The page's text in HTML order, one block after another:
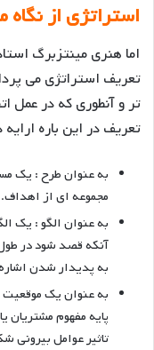
استراتژی از نگاه
اما هنری مینتزبرگ
تعریف استراتژی می
تعریف در این باره
به عنوان طرح : یک
مجموعه ای از اهداف.
به عنوان الگو : یک
آنکه قصد شود در
به پدیدار شدن
به عنوان یک موقعیت
پایه مفهوم مشتریان
تاثیر عوامل بیرونی